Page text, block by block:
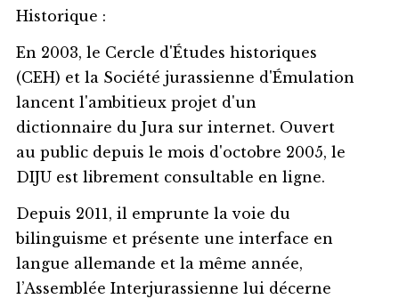
Historique :
En 2003, le Cercle d'Études historiques
(CEH) et la Société jurassienne d'Émulation
lancent l'ambitieux projet d'un
dictionnaire du Jura sur internet. Ouvert
au public depuis le mois d'octobre 2005, le
DIJU est librement consultable en ligne.
Depuis 2011, il emprunte la voie du
bilinguisme et présente une interface en
langue allemande et la même année,
l’Assemblée Interjurassienne lui décerne